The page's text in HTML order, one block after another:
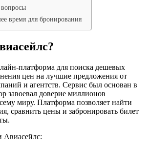
вопросы
время для бронирования
платформа для поиска дешевых
цен на лучшие предложения от
и агентств. Сервис был основан в
завоевал доверие миллионов
миру. Платформа позволяет найти
сравнить цены и забронировать билет